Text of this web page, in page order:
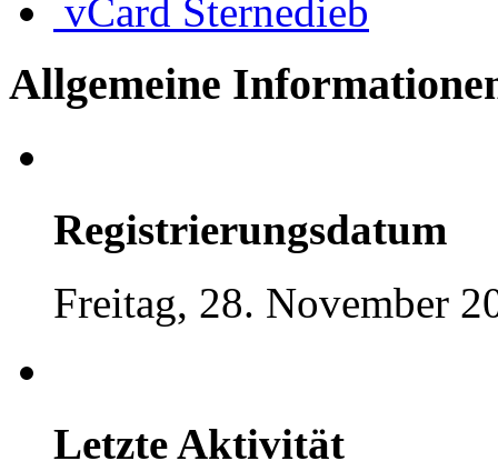
vCard Sternedieb
Allgemeine
Registrierungsdatum
Freitag, 28. November
Letzte Aktivität